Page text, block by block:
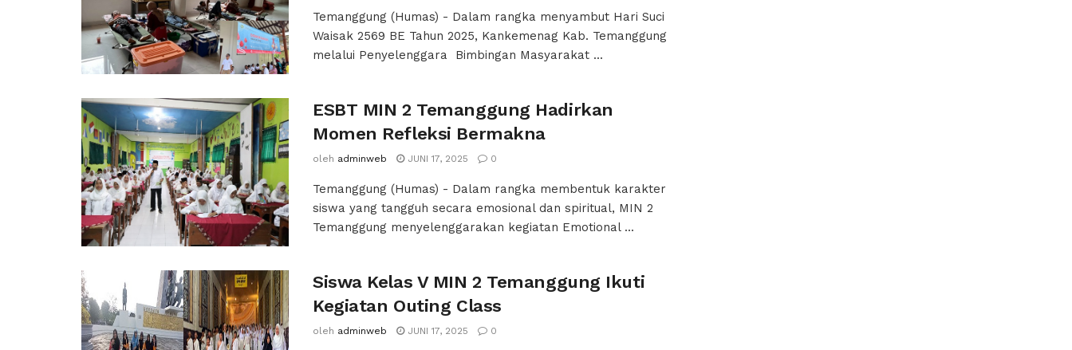
Temanggung (Humas) - Dalam rangka menyambut Hari Suci
Waisak 2569 BE Tahun 2025, Kankemenag Kab. Temanggung
melalui Penyelenggara Bimbingan Masyarakat ...
ESBT MIN 2 Temanggung Hadirkan
Momen Refleksi Bermakna
oleh adminweb JUNI 17, 2025 0
Temanggung (Humas) - Dalam rangka membentuk karakter
siswa yang tangguh secara emosional dan spiritual, MIN 2
Temanggung menyelenggarakan kegiatan Emotional ...
Siswa Kelas V MIN 2 Temanggung Ikuti
Kegiatan Outing Class
oleh adminweb JUNI 17, 2025 0